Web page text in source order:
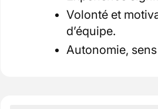
Volonté et
d’équipe.
Autonomie,